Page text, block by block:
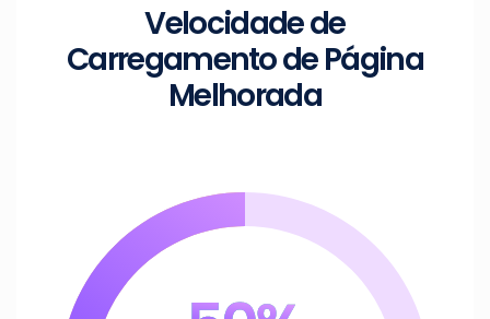
Velocidade de
Carregamento de Página
Melhorada